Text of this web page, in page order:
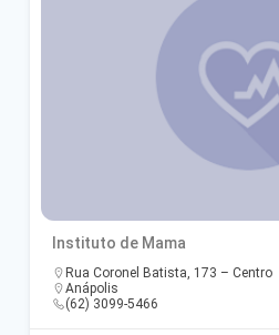
Instituto de Mama
Rua Coronel Batista, 173 – Centro
Anápolis
(62) 3099-5466